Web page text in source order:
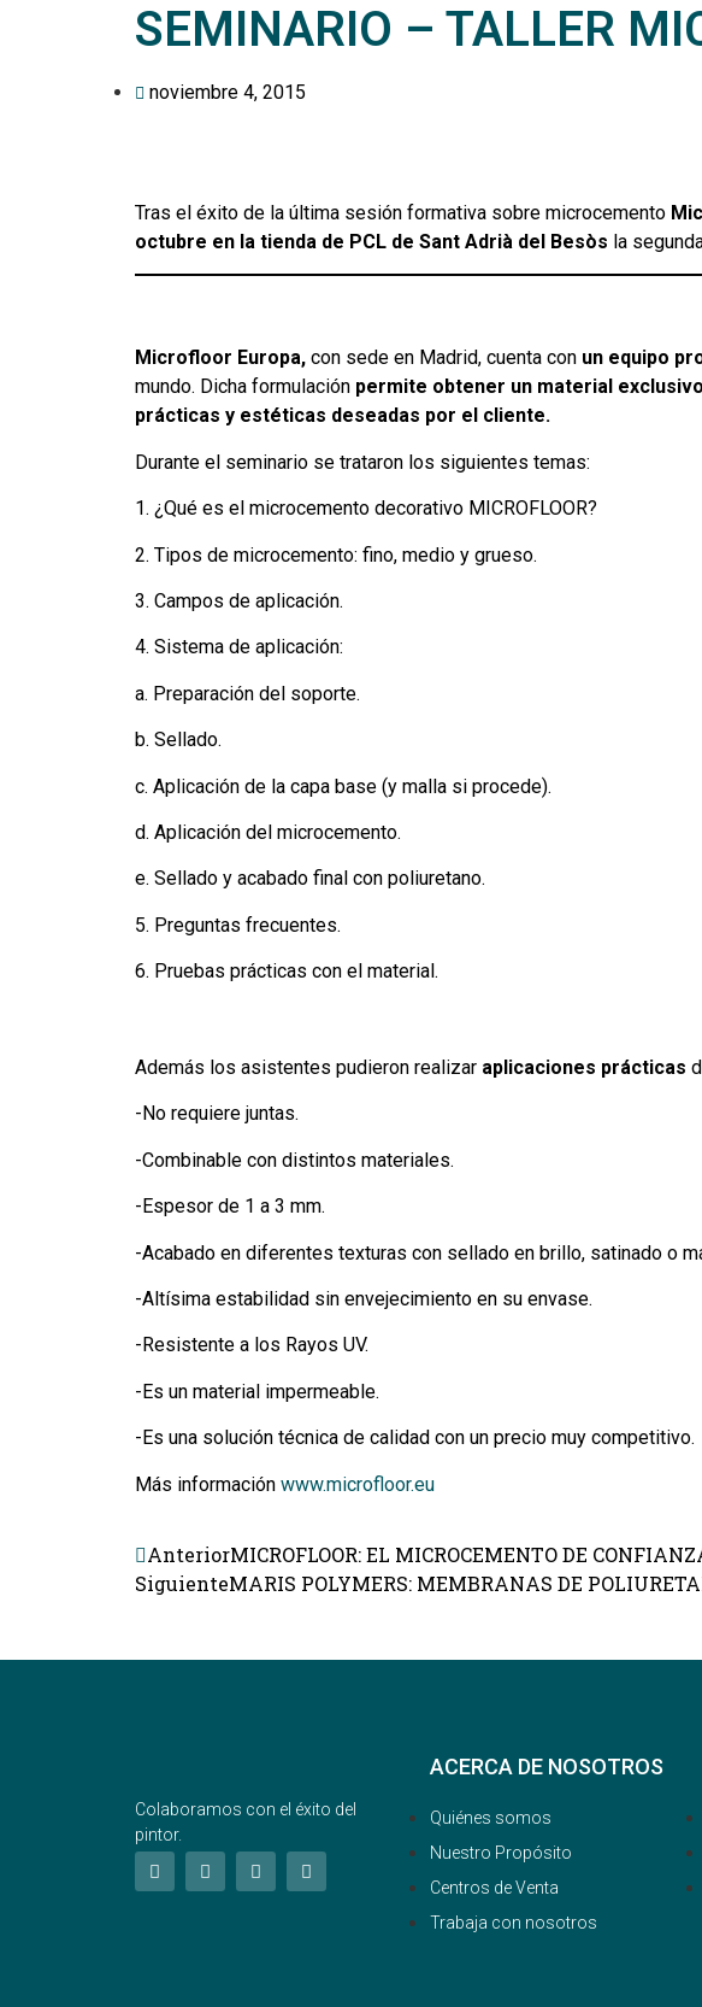
SEMINARIO – TALLER
noviembre 4, 2015
Tras el éxito de la última sesión formativa sobre microcemento
octubre en la tienda de PCL de Sant Adrià del Besòs la
Microfloor Europa, con sede en Madrid, cuenta con un equipo
mundo. Dicha formulación permite obtener un material exclusivo
prácticas y estéticas deseadas por el cliente.
Durante el seminario se trataron los siguientes temas:
1. ¿Qué es el microcemento decorativo MICROFLOOR?
2. Tipos de microcemento: fino, medio y grueso.
3. Campos de aplicación.
4. Sistema de aplicación:
a. Preparación del soporte.
b. Sellado.
c. Aplicación de la capa base (y malla si procede).
d. Aplicación del microcemento.
e. Sellado y acabado final con poliuretano.
5. Preguntas frecuentes.
6. Pruebas prácticas con el material.
Además los asistentes pudieron realizar aplicaciones prácticas
-No requiere juntas.
-Combinable con distintos materiales.
-Espesor de 1 a 3 mm.
-Acabado en diferentes texturas con sellado en brillo, satinado o
-Altísima estabilidad sin envejecimiento en su envase.
-Resistente a los Rayos UV.
-Es un material impermeable.
-Es una solución técnica de calidad con un precio muy competitivo.
Más información www.microfloor.eu
AnteriorMICROFLOOR: EL MICROCEMENTO DE
SiguienteMARIS POLYMERS: MEMBRANAS DE
Colaboramos con el éxito del
pintor.
ACERCA DE NOSOTROS
Quiénes somos
Nuestro Propósito
Centros de Venta
Trabaja con nosotros